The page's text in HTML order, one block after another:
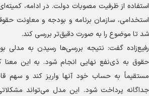
استفاده از ظرفیت مصوبات دولت. در ادامه،
استخدامی، سازمان برنامه و بودجه و معاونت
شد تا موضوع را به صورت دقیق‌تر بررسی کند.
رفیع‌زاده گفت: نتیجه بررسی‌ها رسیدن به مدلی
حقوق به ذی‌نفع نهایی انجام شود. به این معنا
مستقیماً به حساب خود آنها واریز کند و سهم
جداگانه پرداخت شود. این مدل می‌تواند